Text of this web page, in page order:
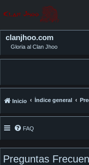
clanjhoo.com
Gloria al Clan Jhoo
Inicio Índice general
FAQ
Preguntas